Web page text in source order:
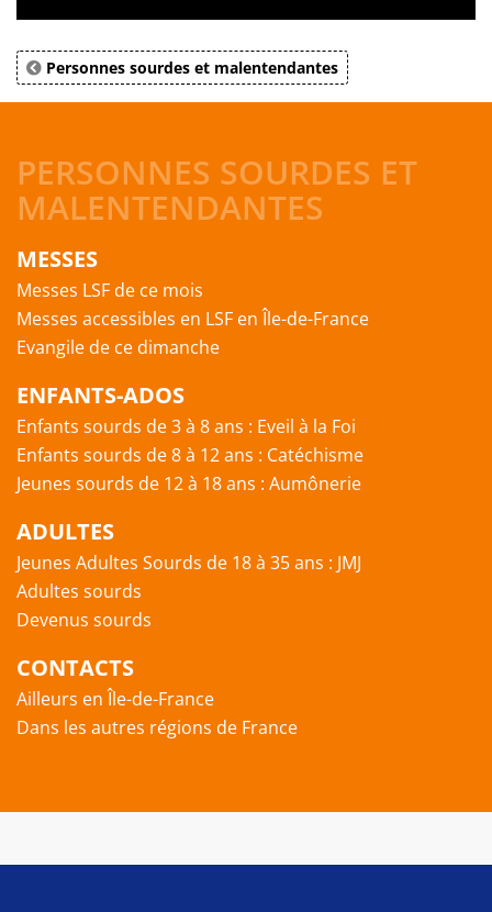
Personnes sourdes et malentendantes
PERSONNES SOURDES ET
MALENTENDANTES
MESSES
Messes LSF de ce mois
Messes accessibles en LSF en Île-de-France
Evangile de ce dimanche
ENFANTS-ADOS
Enfants sourds de 3 à 8 ans : Eveil à la Foi
Enfants sourds de 8 à 12 ans : Catéchisme
Jeunes sourds de 12 à 18 ans : Aumônerie
ADULTES
Jeunes Adultes Sourds de 18 à 35 ans : JMJ
Adultes sourds
Devenus sourds
CONTACTS
Ailleurs en Île-de-France
Dans les autres régions de France